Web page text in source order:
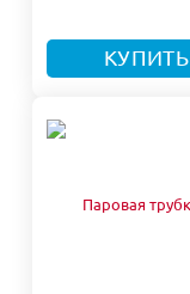
КУПИТЬ